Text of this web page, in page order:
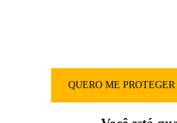
QUERO ME